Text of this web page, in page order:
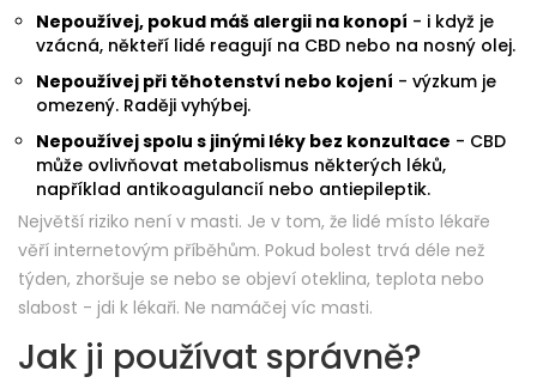
Nepoužívej, pokud máš alergii na konopí - i když je
vzácná, někteří lidé reagují na CBD nebo na nosný olej.
Nepoužívej při těhotenství nebo kojení - výzkum je
omezený. Raději vyhýbej.
Nepoužívej spolu s jinými léky bez konzultace - CBD
může ovlivňovat metabolismus některých léků,
například antikoagulancií nebo antiepileptik.
Největší riziko není v masti. Je v tom, že lidé místo lékaře
věří internetovým příběhům. Pokud bolest trvá déle než
týden, zhoršuje se nebo se objeví oteklina, teplota nebo
slabost - jdi k lékaři. Ne namáčej víc masti.
Jak ji používat správně?